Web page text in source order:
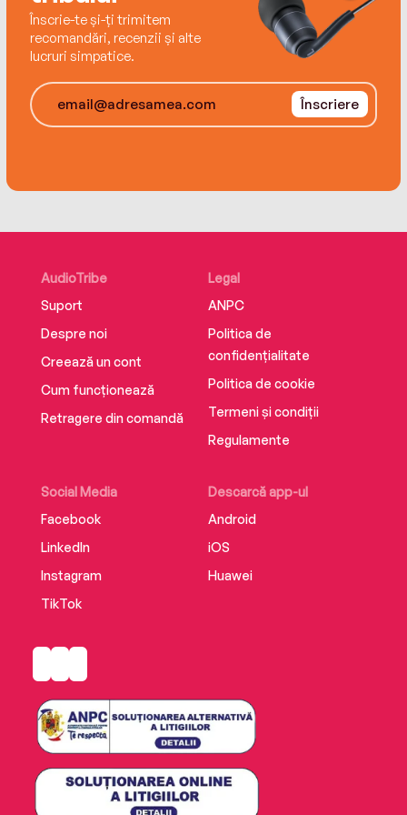
Înscrie-te și-ți trimitem
recomandări, recenzii și alte
lucruri simpatice.
Înscriere
AudioTribe
Suport
Despre noi
Creează un cont
Cum funcționează
Retragere din comandă
Social Media
Facebook
LinkedIn
Instagram
TikTok
Descarcă app-ul
Android
iOS
Huawei
Legal
ANPC
Politica de
confidențialitate
Politica de cookie
Termeni și condiții
Regulamente